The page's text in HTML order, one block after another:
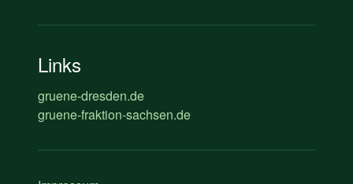
Links
gruene-dresden.de
gruene-fraktion-sachsen.de